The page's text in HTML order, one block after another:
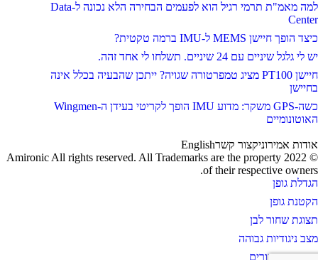
למה מאמ"ת תרמי רגיל הוא לפעמים הבחירה הלא נכונה ל-Data
Center
כיצד הופך חיישן MEMS ל-IMU ברמה טקטית?
יש לי גלגל שיניים עם 24 שיניים. תשלחו לי אחד זהה.
חיישן PT100 מציג טמפרטורה שגויה? ייתכן שהבעיה בכלל אינה
בחיישן
כשה-GPS משקר: מדוע IMU הופך לקריטי בעידן ה-Wingmen
האוטונומיים
אודות אמירוניקצור קשרEnglish
© 2022 Amironic All rights reserved. All Trademarks are the property
of their respective owners.
הגדלת גופן
הקטנת גופן
תצוגת שחור לבן
מצב ניגודיות גבוהה
הדגשת קישורים